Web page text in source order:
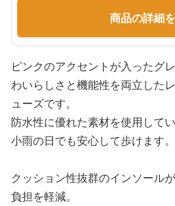
商品の詳細
ピンクのアクセントが入ったグ
わいらしさと機能性を両立した
ューズです。
防水性に優れた素材を使用して
小雨の日でも安心して歩けます。
クッション性抜群のインソール
負担を軽減。